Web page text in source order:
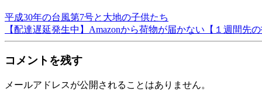
平成30年の台風第7号と大地の子供たち
【配達遅延発生中】Amazonから荷物が届かない【１週間先
コメントを残す
メールアドレスが公開されることはありません。